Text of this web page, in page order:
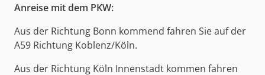
Anreise mit dem PKW:
Aus der Richtung Bonn kommend fahren Sie auf der
A59 Richtung Koblenz/Köln.
Aus der Richtung Köln Innenstadt kommen fahren